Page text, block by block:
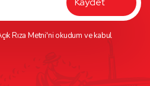
Rıza Metni'ni okudum ve kabul